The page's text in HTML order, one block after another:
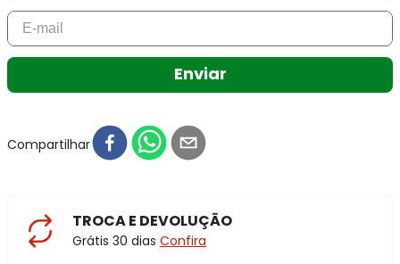
Enviar
Compartilhar
TROCA E DEVOLUÇÃO
Grátis 30 dias Confira